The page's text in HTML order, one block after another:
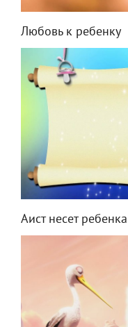
Любовь к ребенку
Аист несет ребенка